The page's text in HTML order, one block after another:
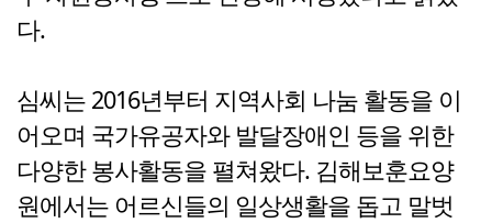
다.
심씨는 2016년부터 지역사회 나눔 활동을 이
어오며 국가유공자와 발달장애인 등을 위한
다양한 봉사활동을 펼쳐왔다. 김해보훈요양
원에서는 어르신들의 일상생활을 돕고 말벗